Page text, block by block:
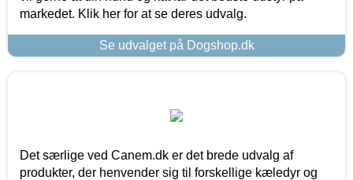
markedet. Klik her for at se deres udvalg.
Se udvalget på Dogshop.dk
Det særlige ved Canem.dk er det brede udvalg af
produkter, der henvender sig til forskellige kæledyr og